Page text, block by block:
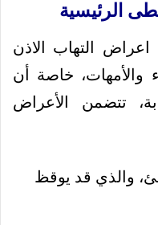
الرئيسية
التهاب الاذن
والأمهات، خاصة أن
تتضمن الأعراض
والذي قد يوقظ